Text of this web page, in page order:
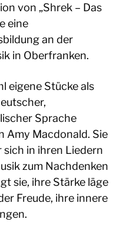
von „Shrek – Das
eine
an der
in Oberfranken.
eigene Stücke als
Sprache
Amy Macdonald. Sie
sich in ihren Liedern
zum Nachdenken
sie, ihre Stärke läge
Freude, ihre innere